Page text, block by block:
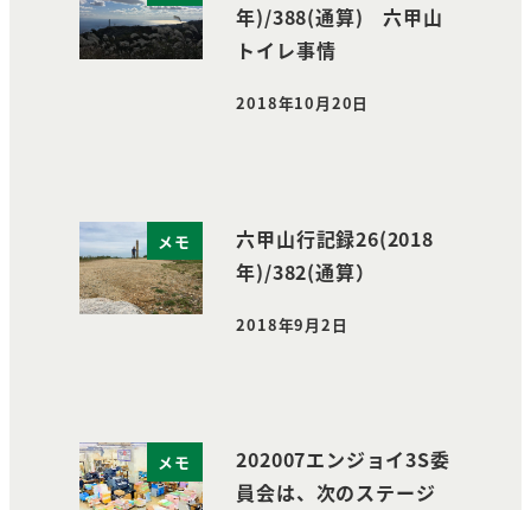
年)/388(通算) 六甲山
トイレ事情
投稿日
2018年10月20日
メモ
六甲山行記録26(2018
年)/382(通算）
投稿日
2018年9月2日
メモ
202007エンジョイ3S委
員会は、次のステージ